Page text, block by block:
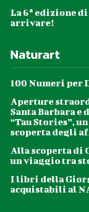
La 6ª edizione
arrivare!
Naturart
100 Numeri per
Aperture
Santa Barbara e
“Tau Stories”,
scoperta degli
Alla scoperta di
un viaggio tra
I libri della
acquistabili al